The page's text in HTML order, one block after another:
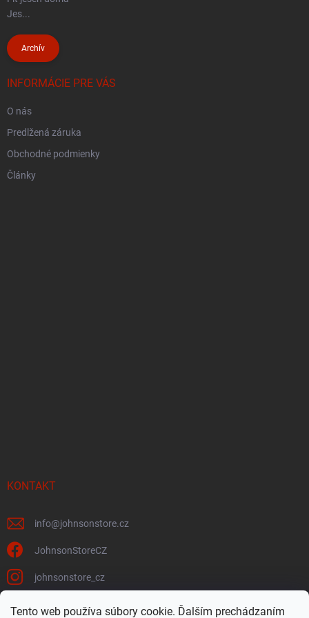
Tento web používa súbory cookie. Ďalším prechádzaním
Jes...
Archív
INFORMÁCIE PRE VÁS
O nás
Predlžená záruka
Obchodné podmienky
Články
KONTAKT
info@johnsonstore.cz
JohnsonStoreCZ
johnsonstore_cz